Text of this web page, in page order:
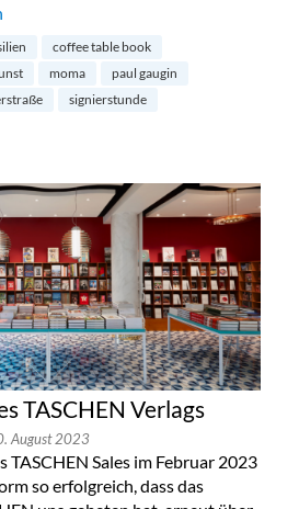
Signierstunde von Beatriz Milhazes“
coffee table book
moma
paul gaugin
signierstunde
TASCHEN Verlags
August 2023
TASCHEN Sales im Februar 2023
so erfolgreich, dass das